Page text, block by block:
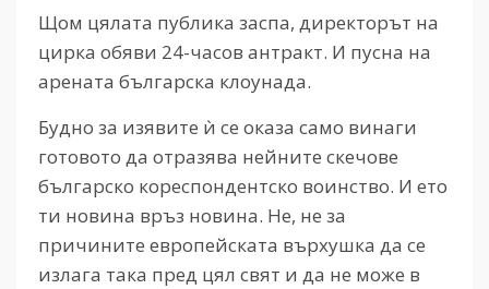
Щом цялата публика заспа, директорът на
цирка обяви 24-часов антракт. И пусна на
арената българска клоунада.
Будно за изявите ѝ се оказа само винаги
готовото да отразява нейните скечове
българско кореспондентско воинство. И ето
ти новина връз новина. Не, не за
причините европейската върхушка да се
излага така пред цял свят и да не може в